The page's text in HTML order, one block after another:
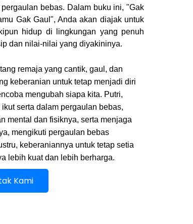
bebas. Dalam buku ini, "Gak
Gak Gaul", Anda akan diajak untuk
hidup di lingkungan yang penuh
dan nilai-nilai yang diyakininya.
remaja yang cantik, gaul, dan
keberanian untuk tetap menjadi diri
mengubah siapa kita. Putri,
serta dalam pergaulan bebas,
mental dan fisiknya, serta menjaga
mengikuti pergaulan bebas
keberaniannya untuk tetap setia
lebih kuat dan lebih berharga.
Kami